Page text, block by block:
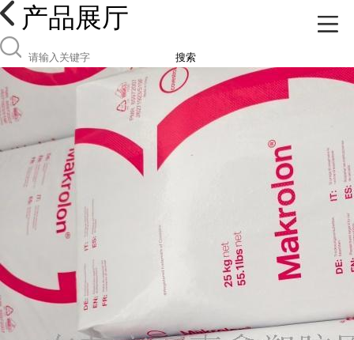
产品展厅
搜索